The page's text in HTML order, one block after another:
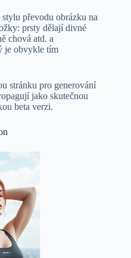
převodu obrázku na
prsty dělají divné
chová atd. a
je obvykle tím
stránku pro generování
jako skutečnou
beta verzi.